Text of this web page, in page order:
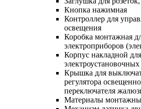
Кнопка нажимная
Контроллер для
освещения
Коробка монтажная
электроприборов
Корпус накладной
электроустановочных
Крышка для
регулятора
переключателя
Материалы